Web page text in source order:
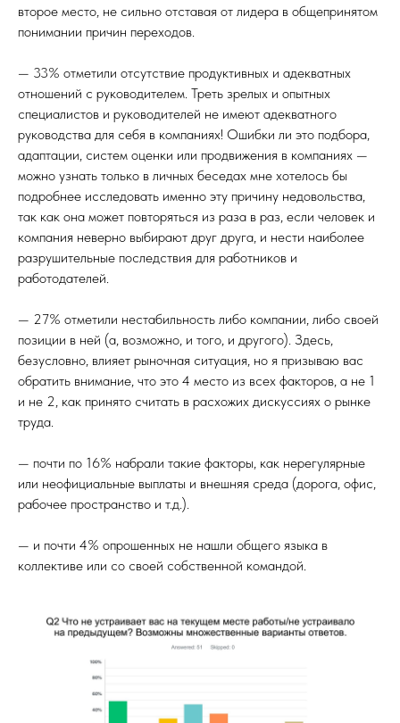
второе место, не сильно отставая от лидера в общепринятом
понимании причин переходов.
— 33% отметили отсутствие продуктивных и адекватных
отношений с руководителем. Треть зрелых и опытных
специалистов и руководителей не имеют адекватного
руководства для себя в компаниях! Ошибки ли это подбора,
адаптации, систем оценки или продвижения в компаниях —
можно узнать только в личных беседах мне хотелось бы
подробнее исследовать именно эту причину недовольства,
так как она может повторяться из раза в раз, если человек и
компания неверно выбирают друг друга, и нести наиболее
разрушительные последствия для работников и
работодателей.
— 27% отметили нестабильность либо компании, либо своей
позиции в ней (а, возможно, и того, и другого). Здесь,
безусловно, влияет рыночная ситуация, но я призываю вас
обратить внимание, что это 4 место из всех факторов, а не 1
и не 2, как принято считать в расхожих дискуссиях о рынке
труда.
— почти по 16% набрали такие факторы, как нерегулярные
или неофициальные выплаты и внешняя среда (дорога, офис,
рабочее пространство и т.д.).
— и почти 4% опрошенных не нашли общего языка в
коллективе или со своей собственной командой.